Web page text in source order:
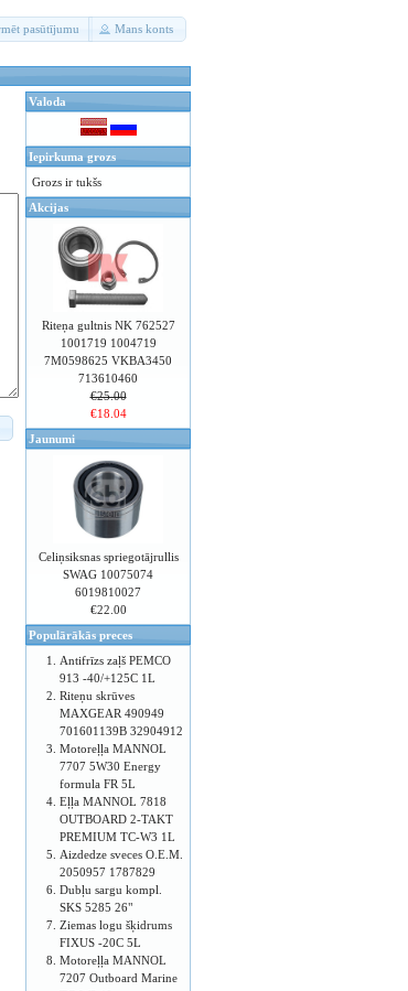
pasūtījumu Mans konts
Valoda
Iepirkuma grozs
Grozs ir tukšs
Akcijas
Riteņa gultnis NK 762527
1001719 1004719
7M0598625 VKBA3450
713610460
€25.00
€18.04
Jaunumi
Celiņsiksnas spriegotājrullis
SWAG 10075074
6019810027
€22.00
Populārākās preces
Antifrīzs zaļš PEMCO
913 -40/+125C 1L
Riteņu skrūves
MAXGEAR 490949
701601139B 32904912
Motoreļļa MANNOL
7707 5W30 Energy
formula FR 5L
Eļļa MANNOL 7818
OUTBOARD 2-TAKT
PREMIUM TC-W3 1L
Aizdedze sveces O.E.M.
2050957 1787829
Dubļu sargu kompl.
SKS 5285 26"
Ziemas logu šķidrums
FIXUS -20C 5L
Motoreļļa MANNOL
7207 Outboard Marine